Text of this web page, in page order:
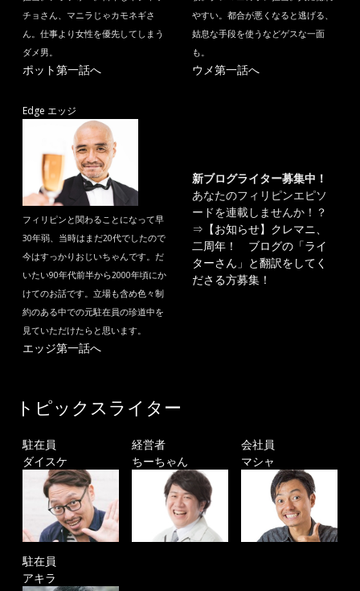
チョさん、マニラじゃカモネギさ
ん。仕事より女性を優先してしまう
ダメ男。
ポット第一話へ
やすい。都合が悪くなると逃げる、
姑息な手段を使うなどゲスな一面
も。
ウメ第一話へ
Edge エッジ
フィリピンと関わることになって早
30年弱、当時はまだ20代でしたので
今はすっかりおじいちゃんです。だ
いたい90年代前半から2000年頃にか
けてのお話です。立場も含め色々制
約のある中での元駐在員の珍道中を
見ていただけたらと思います。
エッジ第一話へ
新ブログライター募集中！
あなたのフィリピンエピソ
ードを連載しませんか！？
⇒ 【お知らせ】クレマニ、
二周年！ ブログの「ライ
ターさん」と翻訳をしてく
ださる方募集！
トピックスライター
駐在員
ダイスケ
経営者
ちーちゃん
会社員
マシャ
駐在員
アキラ